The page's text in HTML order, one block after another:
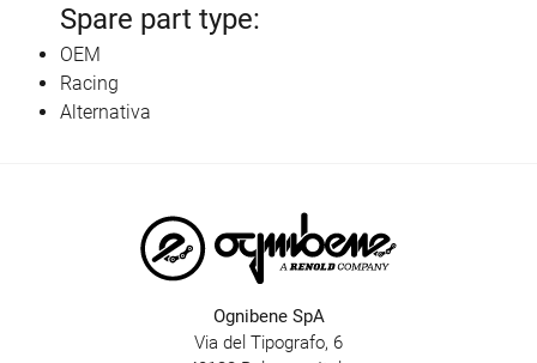
Spare part type:
OEM
Racing
Alternativa
Ognibene SpA
Via del Tipografo, 6